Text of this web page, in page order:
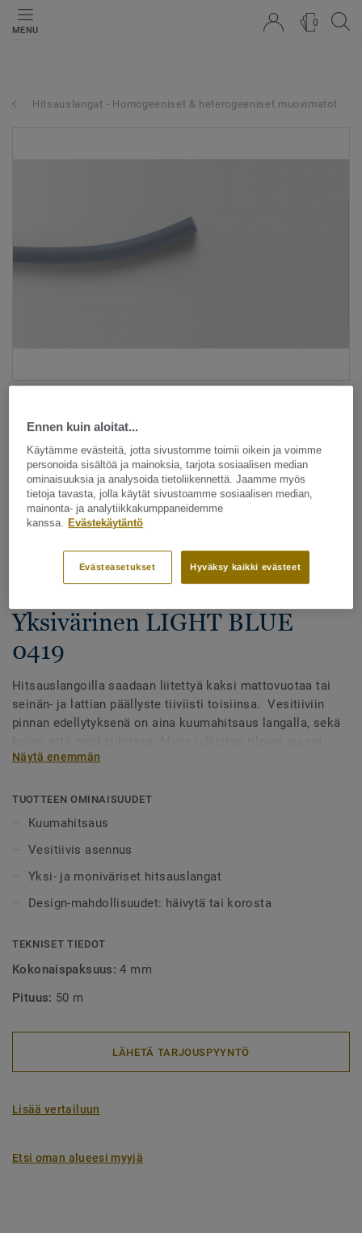
MENU
0
Hitsauslangat - Homogeeniset & heterogeeniset muovimatot
Katso kaikki kuosit - NCS ja LRV (1096)
Hitsauslangat - Homogeeniset
& heterogeeniset muovimatot -
Yksivärinen LIGHT BLUE
0419
Hitsauslangoilla saadaan liitettyä kaksi mattovuotaa tai
seinän- ja lattian päällyste tiiviisti toisiinsa. Vesitiiviin
pinnan edellytyksenä on aina kuumahitsaus langalla, sekä
alueet tulee aina lankahitsata. Hitsatut saumat myös
rakoihin. Hitsauslankoja on saatavilla yksi- tai
monivärisenä, joko häivyttämään saumakohdat tai
Näytä enemmän
TUOTTEEN OMINAISUUDET
Kuumahitsaus
Vesitiivis asennus
Yksi- ja moniväriset hitsauslangat
Design-mahdollisuudet: häivytä tai korosta
TEKNISET TIEDOT
Kokonaispaksuus:4 mm
Pituus: 50 m
LÄHETÄ TARJOUSPYYNTÖ
Lisää vertailuun
Etsi oman alueesi myyjä
Ennen kuin aloitat...
Käytämme evästeitä, jotta sivustomme toimii oikein ja voimme
personoida sisältöä ja mainoksia, tarjota sosiaalisen median
ominaisuuksia ja analysoida tietoliikennettä. Jaamme myös
tietoja tavasta, jolla käytät sivustoamme sosiaalisen median,
mainonta- ja analytiikkakumppaneidemme
kanssa. Evästekäytäntö
Hyväksy kaikki evästeet
Evästeasetukset